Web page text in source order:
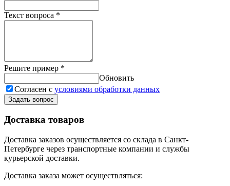
Текст вопроса *
Решите пример *
Обновить
Согласен с условиями обработки данных
Задать вопрос
Доставка товаров
Доставка заказов осуществляется со склада в Санкт-
Петербурге через транспортные компании и службы
курьерской доставки.
Доставка заказа может осуществляться: